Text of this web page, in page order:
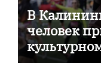
В
человек